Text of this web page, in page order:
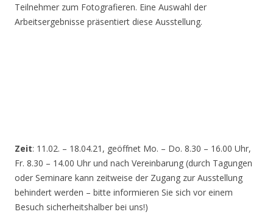
Teilnehmer zum Fotografieren. Eine Auswahl der
Arbeitsergebnisse präsentiert diese Ausstellung.
Zeit: 11.02. – 18.04.21, geöffnet Mo. – Do. 8.30 – 16.00 Uhr,
Fr. 8.30 – 14.00 Uhr und nach Vereinbarung (durch Tagungen
oder Seminare kann zeitweise der Zugang zur Ausstellung
behindert werden – bitte informieren Sie sich vor einem
Besuch sicherheitshalber bei uns!)